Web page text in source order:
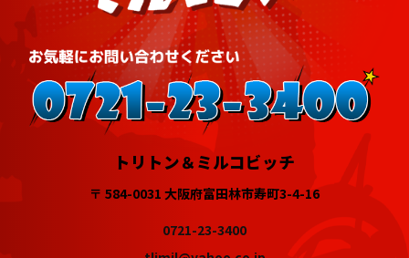
トリトン＆ミルコビッチ
〒 584-0031 大阪府富田林市寿町3-4-16
0721-23-3400